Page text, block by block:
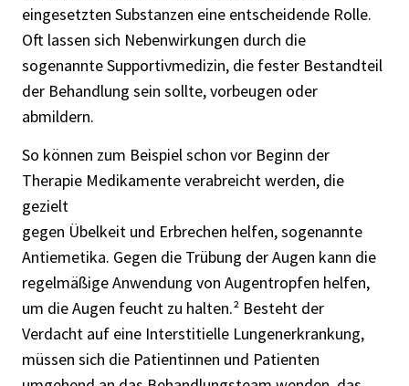
eingesetzten Substanzen eine entscheidende Rolle.
Oft lassen sich Nebenwirkungen durch die
sogenannte Supportivmedizin, die fester Bestandteil
der Behandlung sein sollte, vorbeugen oder
abmildern.
So können zum Beispiel schon vor Beginn der
Therapie Medikamente verabreicht werden, die
gezielt
gegen Übelkeit und Erbrechen helfen, sogenannte
Antiemetika. Gegen die Trübung der Augen kann die
regelmäßige Anwendung von Augentropfen helfen,
um die Augen feucht zu halten.² Besteht der
Verdacht auf eine Interstitielle Lungenerkrankung,
müssen sich die Patientinnen und Patienten